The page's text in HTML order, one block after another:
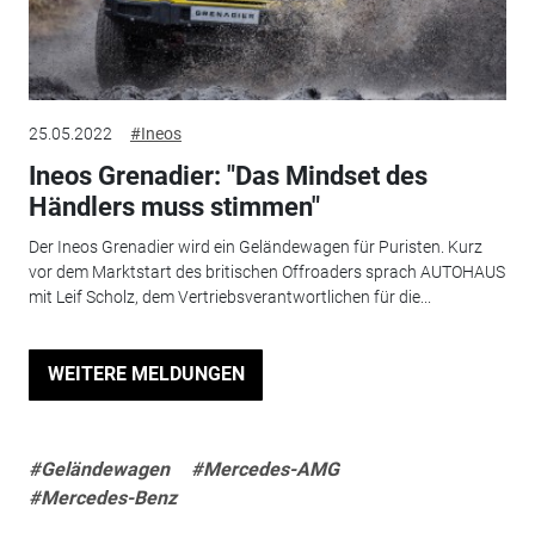
25.05.2022 #Ineos
Ineos Grenadier: "Das Mindset des
Händlers muss stimmen"
Der Ineos Grenadier wird ein Geländewagen für Puristen. Kurz
vor dem Marktstart des britischen Offroaders sprach AUTOHAUS
mit Leif Scholz, dem Vertriebsverantwortlichen für die...
WEITERE MELDUNGEN
#Geländewagen
#Mercedes-AMG
#Mercedes-Benz